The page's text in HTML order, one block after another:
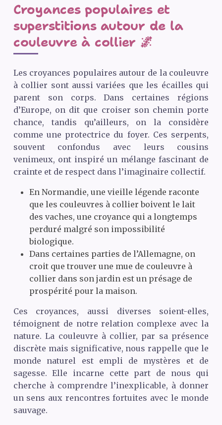
Croyances populaires et
superstitions autour de la
couleuvre à collier 🌌
Les croyances populaires autour de la couleuvre
à collier sont aussi variées que les écailles qui
parent son corps. Dans certaines régions
d’Europe, on dit que croiser son chemin porte
chance, tandis qu’ailleurs, on la considère
comme une protectrice du foyer. Ces serpents,
souvent confondus avec leurs cousins
venimeux, ont inspiré un mélange fascinant de
crainte et de respect dans l’imaginaire collectif.
En Normandie, une vieille légende raconte
que les couleuvres à collier boivent le lait
des vaches, une croyance qui a longtemps
perduré malgré son impossibilité
biologique.
Dans certaines parties de l’Allemagne, on
croit que trouver une mue de couleuvre à
collier dans son jardin est un présage de
prospérité pour la maison.
Ces croyances, aussi diverses soient-elles,
témoignent de notre relation complexe avec la
nature. La couleuvre à collier, par sa présence
discrète mais significative, nous rappelle que le
monde naturel est empli de mystères et de
sagesse. Elle incarne cette part de nous qui
cherche à comprendre l’inexplicable, à donner
un sens aux rencontres fortuites avec le monde
sauvage.